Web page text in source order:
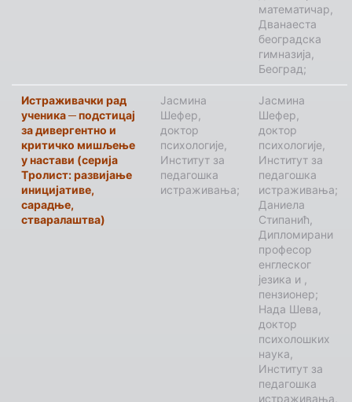
математичар,
Дванаеста
београдска
гимназија,
Београд;
Истраживачки рад
ученика ─ подстицај
за дивергентно и
критичко мишљење
у настави (серија
Tролист: развијање
иницијативе,
сарадње,
стваралаштва)
Јасмина
Шефер,
доктор
психологије,
Институт за
педагошка
истраживања;
Јасмина
Шефер,
доктор
психологије,
Институт за
педагошка
истраживања;
Даниела
Стипанић,
Дипломирани
професор
енглеског
језика и ,
пензионер;
Нада Шева,
доктор
психолошких
наука,
Институт за
педагошка
истраживања,